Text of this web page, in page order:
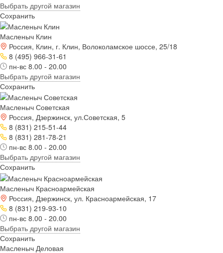
Выбрать другой магазин
Сохранить
Масленыч Клин
Россия, Клин, г. Клин, Волоколамское шоссе, 25/18
8 (495) 966-31-61
пн-вс 8.00 - 20.00
Выбрать другой магазин
Сохранить
Масленыч Советская
Россия, Дзержинск, ул.Советская, 5
8 (831) 215-51-44
8 (831) 281-78-21
пн-вс 8.00 - 20.00
Выбрать другой магазин
Сохранить
Масленыч Красноармейская
Россия, Дзержинск, ул. Красноармейская, 17
8 (831) 219-93-10
пн-вс 8.00 - 20.00
Выбрать другой магазин
Сохранить
Масленыч Деловая